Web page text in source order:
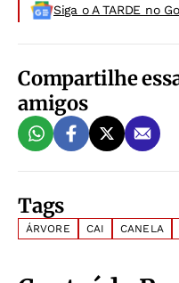
Siga o A TARDE no
Compartilhe
amigos
Tags
ÁRVORE CAI CANELA